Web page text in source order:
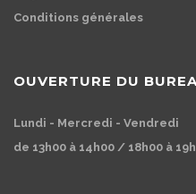
Conditions générales
OUVERTURE DU
Lundi - Mercredi - Vendredi
de 13h00 à 14h00 / 18h00 à